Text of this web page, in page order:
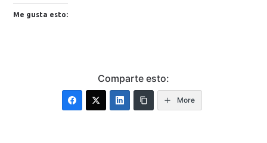
Me gusta esto:
Comparte esto:
More